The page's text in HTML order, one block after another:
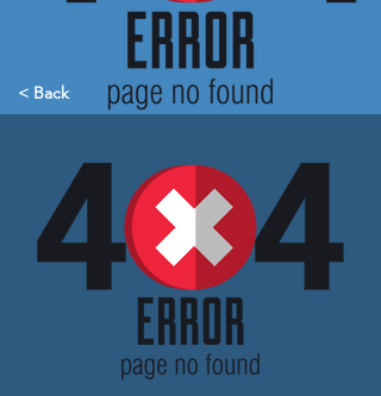
< Back